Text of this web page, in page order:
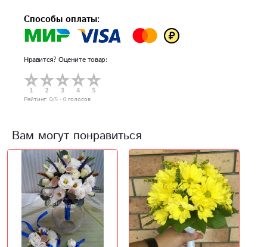
Способы оплаты:
Нравится? Оцените товар:
Рейтинг: 0/5 - 0 голосов
Вам могут понравиться